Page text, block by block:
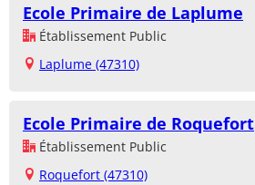
Ecole Primaire de Laplume
Établissement Public
Laplume (47310)
Ecole Primaire de Roquefort
Établissement Public
Roquefort (47310)